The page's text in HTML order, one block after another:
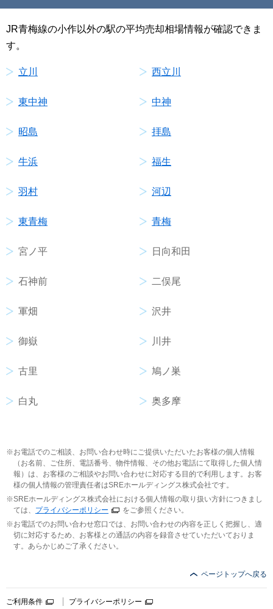
JR青梅線の小作以外の駅の平均売却相場情報が確認できま
す。
立川 西立川
東中神 中神
昭島 拝島
牛浜 福生
羽村 河辺
東青梅 青梅
宮ノ平 日向和田
石神前 二俣尾
軍畑 沢井
御嶽 川井
古里 鳩ノ巣
白丸 奥多摩
お電話でのご相談、お問い合わせ時にご提供いただいたお客様の個人情報
（お名前、ご住所、電話番号、物件情報、その他お電話にて取得した個人情
報）は、お客様のご相談やお問い合わせに対応する目的で利用します。お客
様の個人情報の管理責任者はSREホールディングス株式会社です。
SREホールディングス株式会社における個人情報の取り扱い方針につきまし
ては、 プライバシーポリシー
をご参照ください。
お電話でのお問い合わせ窓口では、お問い合わせの内容を正しく把握し、適
切に対応するため、お客様との通話の内容を録音させていただいておりま
す。あらかじめご了承ください。
ページトップへ戻る
ご利用条件 プライバシーポリシー